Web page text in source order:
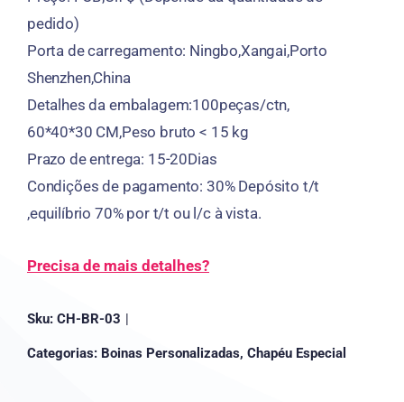
pedido)
Porta de carregamento: Ningbo,Xangai,Porto
Shenzhen,China
Detalhes da embalagem:100peças/ctn,
60*40*30 CM,Peso bruto < 15 kg
Prazo de entrega: 15-20Dias
Condições de pagamento: 30% Depósito t/t
,equilíbrio 70% por t/t ou l/c à vista.
Precisa de mais detalhes?
Sku: CH-BR-03 |
Categorias: Boinas Personalizadas, Chapéu Especial